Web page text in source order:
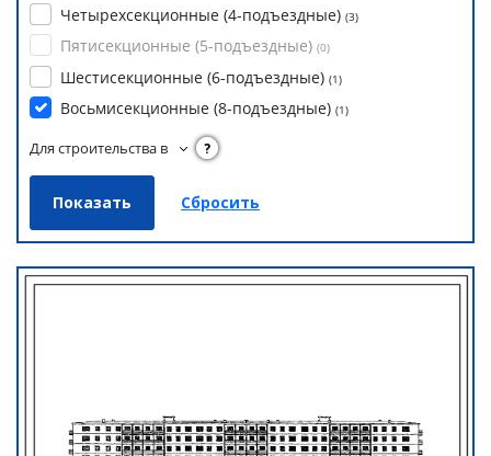
Четырехсекционные (4-подъездные) (3)
Пятисекционные (5-подъездные) (0)
Шестисекционные (6-подъездные) (1)
Восьмисекционные (8-подъездные) (1)
Для строительства в ?